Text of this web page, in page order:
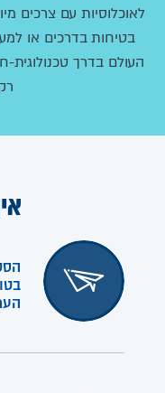
לאוכלוסיות עם צרכים
בטיחות בדרכים או
העולם בדרך